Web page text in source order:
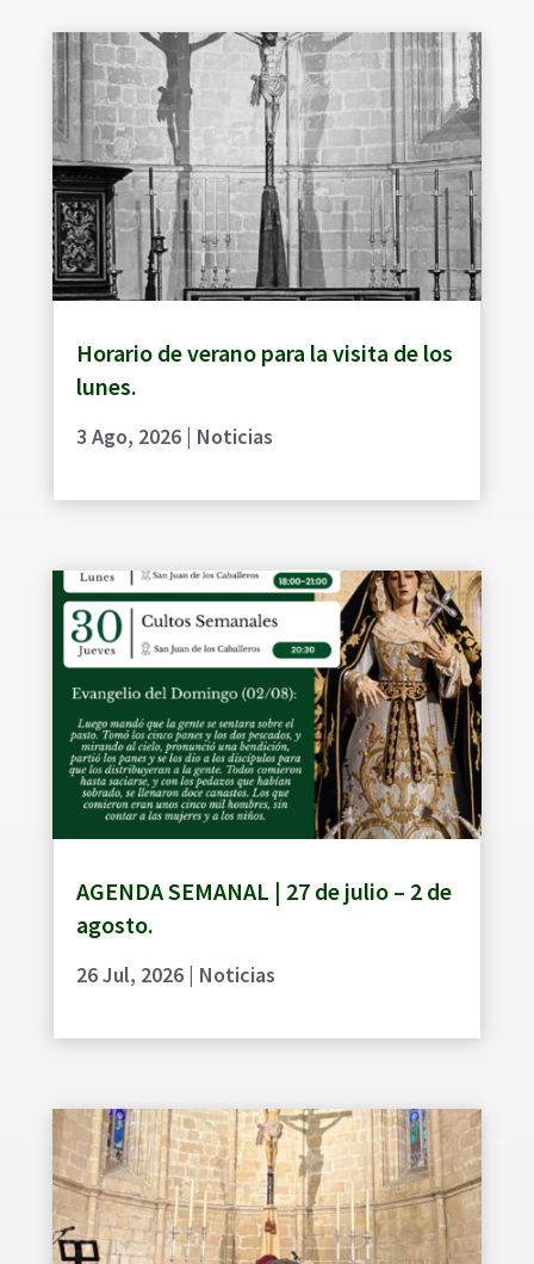
Horario de verano para la visita de los
lunes.
3 Ago, 2026| Noticias
AGENDA SEMANAL | 27 de julio – 2 de
agosto.
26 Jul, 2026| Noticias